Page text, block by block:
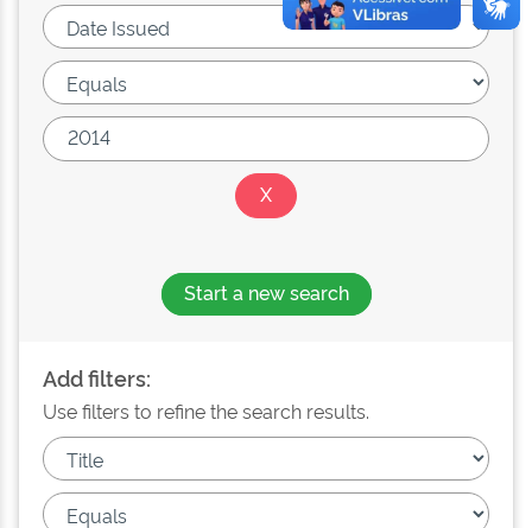
Start a new search
Add filters:
Use filters to refine the search results.